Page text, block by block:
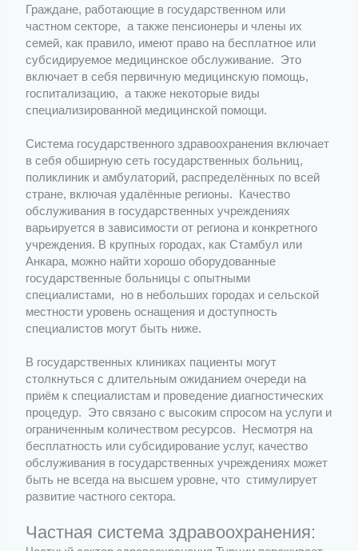
Граждане, работающие в государственном или
частном секторе, а также пенсионеры и члены их
семей, как правило, имеют право на бесплатное или
субсидируемое медицинское обслуживание. Это
включает в себя первичную медицинскую помощь,
госпитализацию, а также некоторые виды
специализированной медицинской помощи.
Система государственного здравоохранения включает
в себя обширную сеть государственных больниц,
поликлиник и амбулаторий, распределённых по всей
стране, включая удалённые регионы. Качество
обслуживания в государственных учреждениях
варьируется в зависимости от региона и конкретного
учреждения. В крупных городах, как Стамбул или
Анкара, можно найти хорошо оборудованные
государственные больницы с опытными
специалистами, но в небольших городах и сельской
местности уровень оснащения и доступность
специалистов могут быть ниже.
В государственных клиниках пациенты могут
столкнуться с длительным ожиданием очереди на
приём к специалистам и проведение диагностических
процедур. Это связано с высоким спросом на услуги и
ограниченным количеством ресурсов. Несмотря на
бесплатность или субсидирование услуг, качество
обслуживания в государственных учреждениях может
быть не всегда на высшем уровне, что стимулирует
развитие частного сектора.
Частная система здравоохранения: